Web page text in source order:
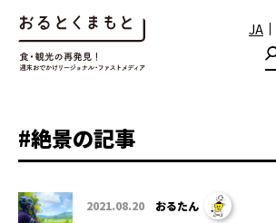
JA
#絶景の記事
2021.08.20 おるたん